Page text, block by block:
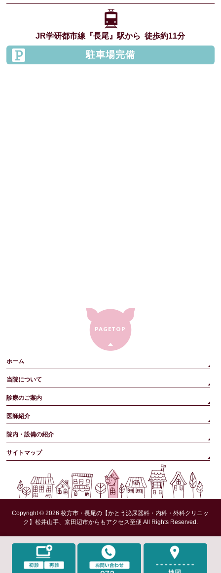
JR学研都市線 『長尾』駅から徒歩約11分
駐車場完備
PAGETOP
ホーム
当院について
診療のご案内
医師紹介
院内・設備の紹介
サイトマップ
Copyright © 2026枚方市・長尾の【かとう泌尿器科・内科・外科クリニッ
ク】松井山手、京田辺市からもアクセス至便All Rights Reserved.